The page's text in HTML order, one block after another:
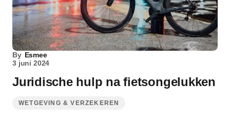
By Esmee
3 juni 2024
Juridische hulp na fietsongelukken
WETGEVING & VERZEKEREN